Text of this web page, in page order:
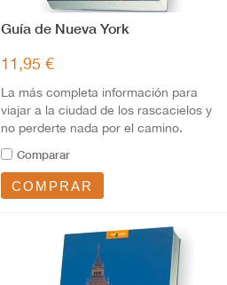
Guía de Nueva York
11,95 €
La más completa información para
viajar a la ciudad de los rascacielos y
no perderte nada por el camino.
Comparar
COMPRAR